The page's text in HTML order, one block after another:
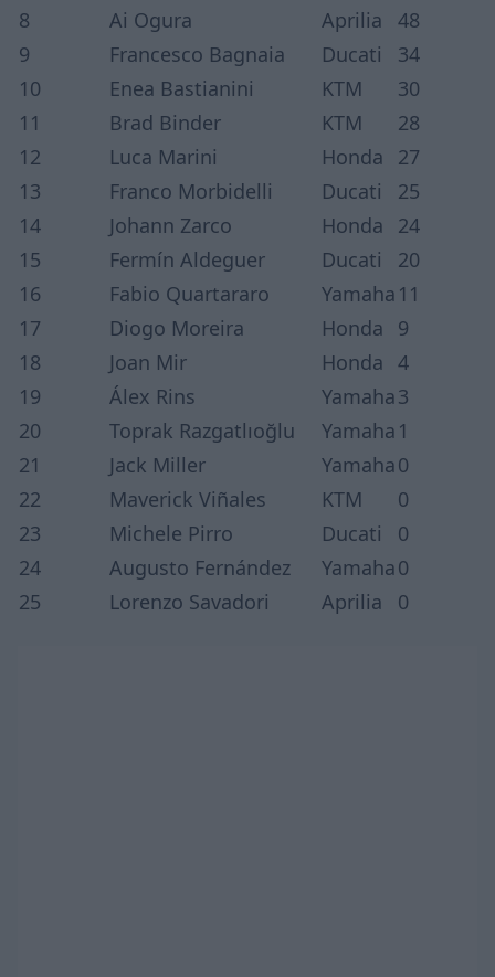
8
Ai Ogura Aprilia
48
9
Francesco Bagnaia Ducati
34
10
Enea Bastianini KTM
30
11
Brad Binder KTM
28
12
Luca Marini Honda
27
13
Franco Morbidelli Ducati
25
14
Johann Zarco Honda
24
15
Fermín Aldeguer Ducati
20
16
Fabio Quartararo Yamaha 11
17
Diogo Moreira Honda
9
18
Joan Mir Honda 4
19
Álex Rins Yamaha3
20
Toprak Razgatlıoğlu Yamaha 1
21
Jack Miller Yamaha0
22
Maverick Viñales KTM
0
23
Michele Pirro Ducati
0
24
Augusto Fernández Yamaha0
25
Lorenzo Savadori Aprilia 0